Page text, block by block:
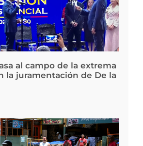
al campo de la extrema
la juramentación de De la